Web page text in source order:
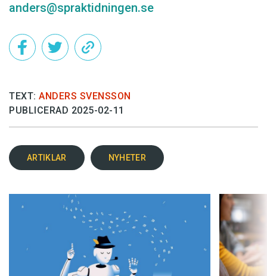
anders@spraktidningen.se
TEXT: ANDERS SVENSSON
PUBLICERAD 2025-02-11
ARTIKLAR NYHETER